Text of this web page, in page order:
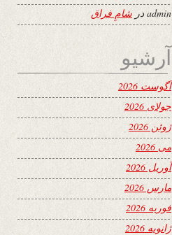
admin در شامِ فراق
آرشیو
آگوست 2026
جولای 2026
ژوئن 2026
می 2026
آوریل 2026
مارس 2026
فوریه 2026
ژانویه 2026